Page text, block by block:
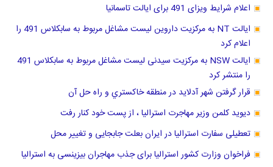
اعلام شرایط ویزای 491 برای ایالت تاسمانیا
ایالت NT به مرکزیت داروین لیست مشاغل مربوط به سابکلاس 491 را
اعلام کرد
ایالت NSW به مرکزیت سیدنی لیست مشاغل مربوط به سابکلاس 491
را منتشر کرد
قرار گرفتن شهر آدلاید در منطقه خاكستري و راه حل آن
دیوید کلمن وزیر مهاجرت استرالیا ، از پست خود کنار رفت
تعطیلی سفارت استرالیا در ایران بعلت جابجایی و تغییر محل
فراخوان وزارت کشور استرالیا برای جذب مهاجران بیزینسی به استرالیا